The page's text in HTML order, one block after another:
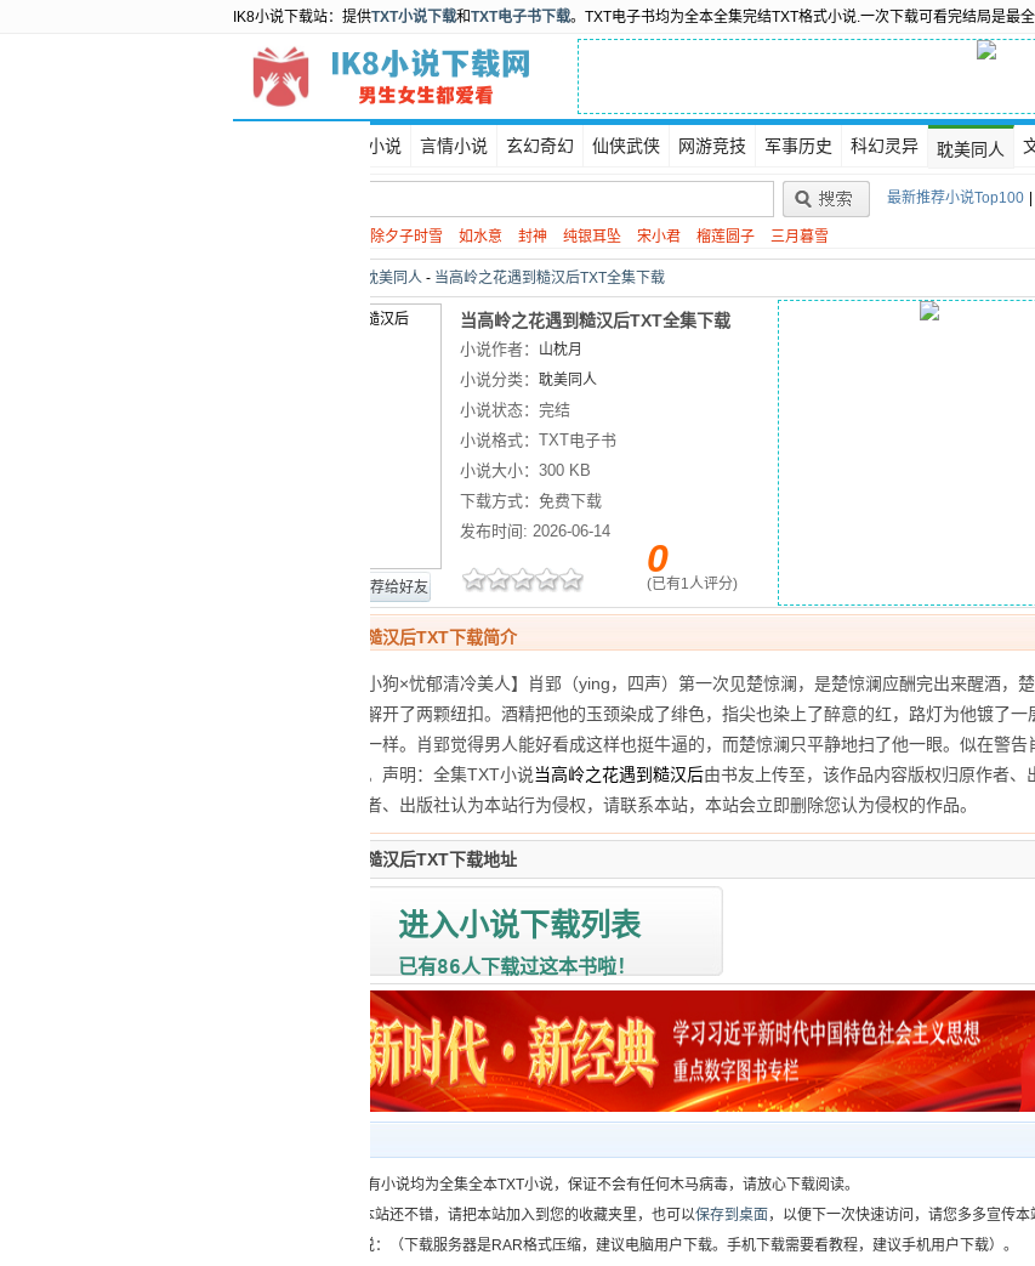
IK8小说下载站：提供TXT小说下载和TXT电子书下载。TXT电子书均为全本全集完结TXT格式小说.一次下载可看完结局是最
都市小说 言情小说 玄幻奇幻 仙侠武侠 网游竞技 军事历史 科幻灵异 耽美同人
最新推荐小说Top100
除夕子时雪 如水意 封神 纯银耳坠 宋小君 榴莲圆子 三月暮雪
耽美同人 - 当高岭之花遇到糙汉后TXT全集下载
推荐给好友
当高岭之花遇到糙汉后TXT全集下载
小说作者： 山枕月
小说分类： 耽美同人
小说状态： 完结
小说格式： TXT电子书
小说大小： 300 KB
下载方式： 免费下载
发布时间: 2026-06-14
0
(已有1人评分)
当高岭之花遇到糙汉后TXT下载简介
【没头没脑阳光小狗×忧郁清冷美人】肖郢（ying，四声）第一次见楚惊澜，是楚惊澜应酬完出来醒酒，
只手扯开领带，解开了两颗纽扣。酒精把他的玉颈染成了绯色，指尖也染上了醉意的红，路灯为他镀了一
光，像什么神仙一样。肖郢觉得男人能好看成这样也挺牛逼的，而楚惊澜只平静地扫了他一眼。似在警告
多看他的那两眼。声明：全集TXT小说当高岭之花遇到糙汉后由书友上传至，该作品内容版权归原作者、
社所有。如原作者、出版社认为本站行为侵权，请联系本站，本站会立即删除您认为侵权的作品。
当高岭之花遇到糙汉后TXT下载地址
进入小说下载列表
已有86人下载过这本书啦！
一、（www.）所有小说均为全集全本TXT小说，保证不会有任何木马病毒，请放心下载阅读。
二、如果您觉得本站还不错，请把本站加入到您的收藏夹里，也可以保存到桌面 ，以便下一次快速访问，请您多多宣传本
三、如何下载小说：（下载服务器是RAR格式压缩，建议电脑用户下载。手机下载需要看教程，建议手机用户下载）。